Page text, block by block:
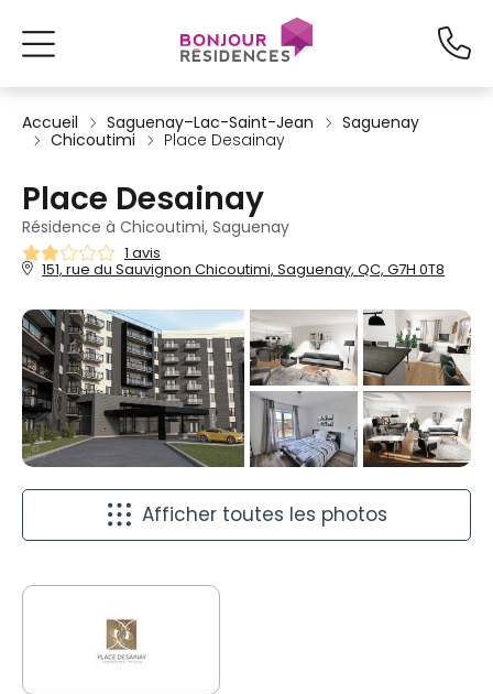
Accueil Saguenay–Lac-Saint-Jean
Saguenay
Chicoutimi
Place Desainay
Place Desainay
Résidence à Chicoutimi, Saguenay
1 avis
151, rue du Sauvignon Chicoutimi, Saguenay, QC, G7H 0T8
Afficher toutes les photos